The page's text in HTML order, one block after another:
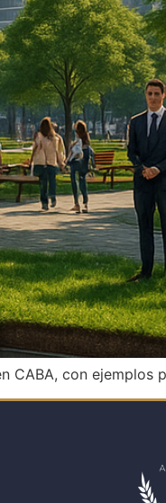
CABA, con ejemplos